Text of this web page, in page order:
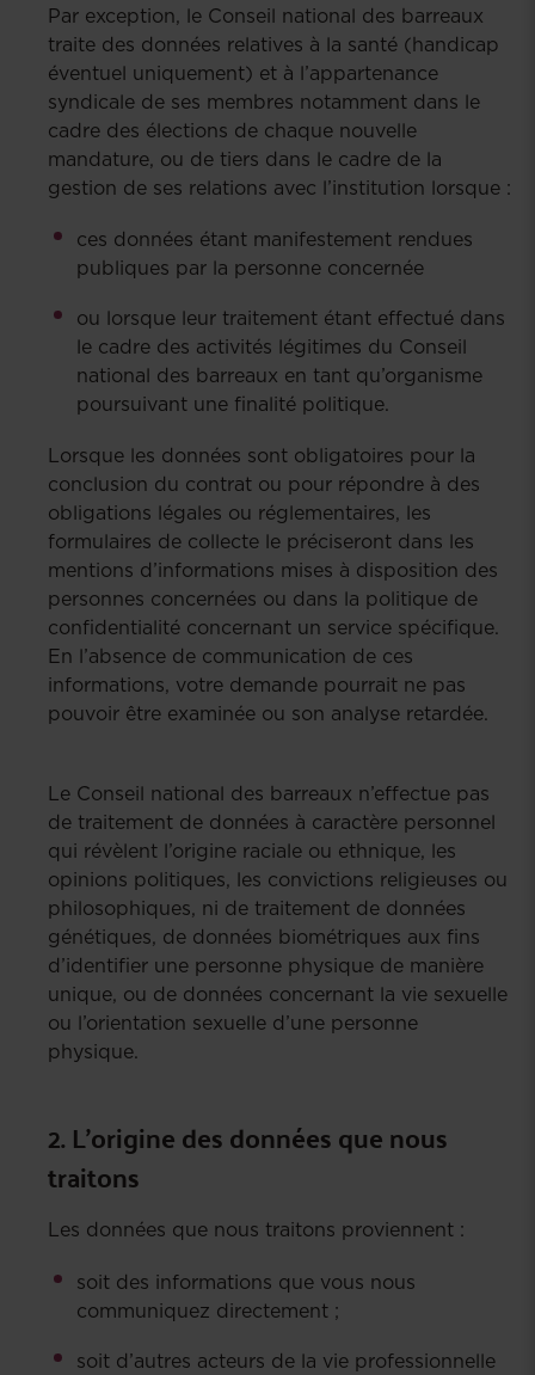
Par exception, le Conseil national des barreaux
traite des données relatives à la santé (handicap
éventuel uniquement) et à l’appartenance
syndicale de ses membres notamment dans le
cadre des élections de chaque nouvelle
mandature, ou de tiers dans le cadre de la
gestion de ses relations avec l’institution lorsque :
ces données étant manifestement rendues
publiques par la personne concernée
ou lorsque leur traitement étant effectué dans
le cadre des activités légitimes du Conseil
national des barreaux en tant qu’organisme
poursuivant une finalité politique.
Lorsque les données sont obligatoires pour la
conclusion du contrat ou pour répondre à des
obligations légales ou réglementaires, les
formulaires de collecte le préciseront dans les
mentions d’informations mises à disposition des
personnes concernées ou dans la politique de
confidentialité concernant un service spécifique.
En l’absence de communication de ces
informations, votre demande pourrait ne pas
pouvoir être examinée ou son analyse retardée.
Le Conseil national des barreaux n’effectue pas
de traitement de données à caractère personnel
qui révèlent l’origine raciale ou ethnique, les
opinions politiques, les convictions religieuses ou
philosophiques, ni de traitement de données
génétiques, de données biométriques aux fins
d’identifier une personne physique de manière
unique, ou de données concernant la vie sexuelle
ou l’orientation sexuelle d’une personne
physique.
2. L’origine des données que nous
traitons
Les données que nous traitons proviennent :
soit des informations que vous nous
communiquez directement ;
soit d’autres acteurs de la vie professionnelle